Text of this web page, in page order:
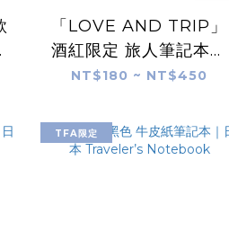
「LOVE AND TRIP」
酒紅限定 旅人筆記本｜
日本 Traveler’s
NT$180 ~ NT$450
TFA限定